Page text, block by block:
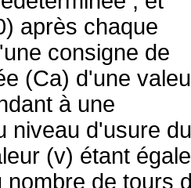
après chaque
consigne de
(Ca) d'une
à une
niveau d'usure du
(v) étant
nombre de tours